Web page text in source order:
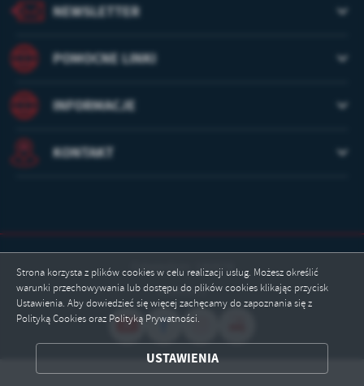
Strona korzysta z plików cookies w celu realizacji usług. Możesz określić
warunki przechowywania lub dostępu do plików cookies klikając przycisk
Ustawienia. Aby dowiedzieć się więcej zachęcamy do zapoznania się z
Polityką Cookies oraz Polityką Prywatności.
USTAWIENIA
ZAPISZ WYBRANE
POMOCNE LINKI
INFORMACJE
NEWSLETTER
KONTAKT
Odwiedzin: 180878
Online: 5